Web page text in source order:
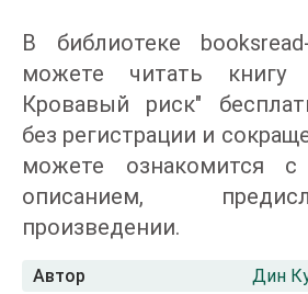
В библиотеке
можете читать
Кровавый риск"
без регистрации и
можете ознакомится с
описанием,
произведении.
Автор Дин